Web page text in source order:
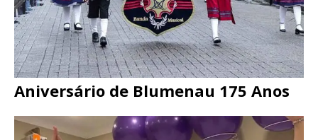
Aniversário de Blumenau 175 Anos